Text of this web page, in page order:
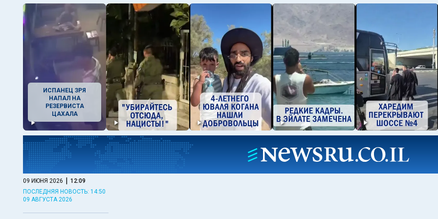
ИСПАНЕЦ ЗРЯ
НАПАЛ НА
РЕЗЕРВИСТА
ЦАХАЛА
09 ИЮНЯ 2026 | 12:09
ПОСЛЕДНЯЯ НОВОСТЬ: 14:50
09 АВГУСТА 2026